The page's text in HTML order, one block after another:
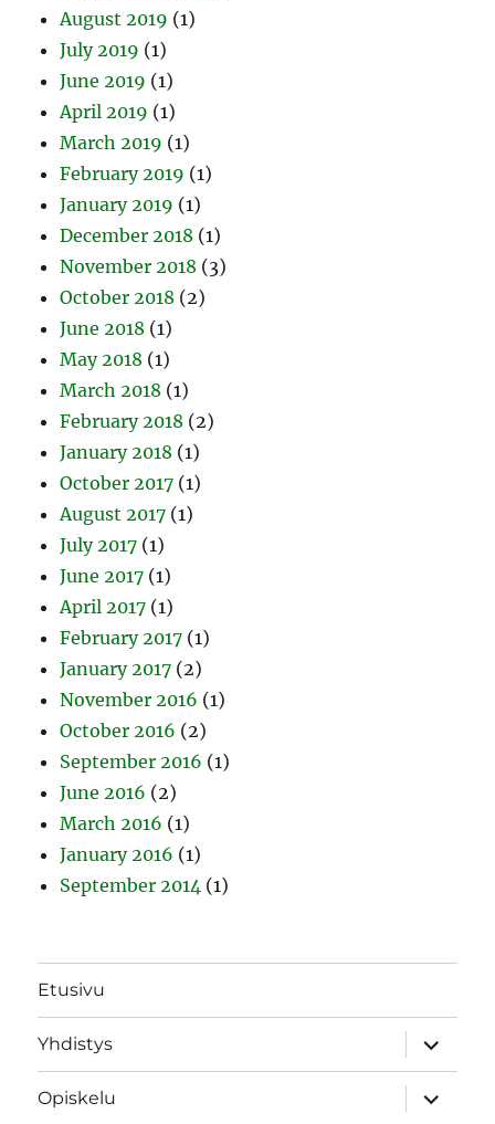
August 2019 (1)
July 2019 (1)
June 2019 (1)
April 2019 (1)
March 2019 (1)
February 2019 (1)
January 2019 (1)
December 2018 (1)
November 2018 (3)
October 2018 (2)
June 2018 (1)
May 2018 (1)
March 2018 (1)
February 2018 (2)
January 2018 (1)
October 2017 (1)
August 2017 (1)
July 2017 (1)
June 2017 (1)
April 2017 (1)
February 2017 (1)
January 2017 (2)
November 2016 (1)
October 2016 (2)
September 2016 (1)
June 2016 (2)
March 2016 (1)
January 2016 (1)
September 2014 (1)
Etusivu
Yhdistys
expand
child
menu
Opiskelu
expand
child